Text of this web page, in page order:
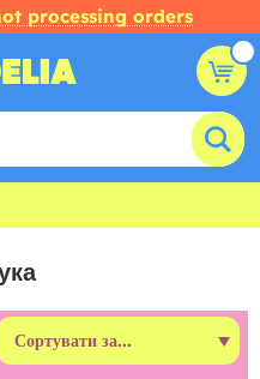
processing orders